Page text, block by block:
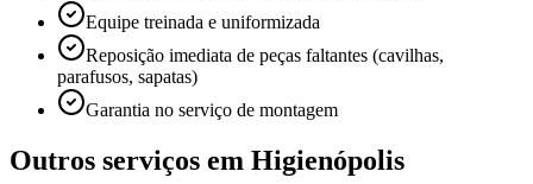
Equipe treinada e uniformizada
Reposição imediata de peças faltantes (cavilhas,
parafusos, sapatas)
Garantia no serviço de montagem
Outros serviços em Higienópolis